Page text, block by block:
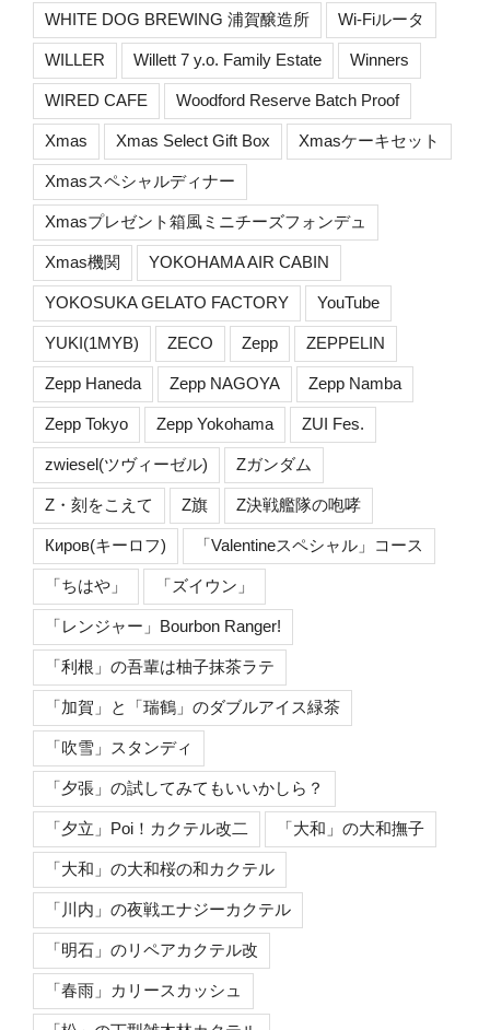
WHITE DOG BREWING 浦賀醸造所 Wi-Fiルータ
WILLER Willett 7 y.o. Family Estate Winners
WIRED CAFE Woodford Reserve Batch Proof
Xmas Xmas Select Gift Box Xmasケーキセット
Xmasスペシャルディナー
Xmasプレゼント箱風ミニチーズフォンデュ
Xmas機関 YOKOHAMA AIR CABIN
YOKOSUKA GELATO FACTORY YouTube
YUKI(1MYB) ZECO Zepp ZEPPELIN
Zepp Haneda Zepp NAGOYA Zepp Namba
Zepp Tokyo Zepp Yokohama ZUI Fes.
zwiesel(ツヴィーゼル) Zガンダム
Z・刻をこえて Z旗 Z決戦艦隊の咆哮
Киров(キーロフ) 「Valentineスペシャル」コース
「ちはや」 「ズイウン」
「レンジャー」Bourbon Ranger!
「利根」の吾輩は柚子抹茶ラテ
「加賀」と「瑞鶴」のダブルアイス緑茶
「吹雪」スタンディ
「夕張」の試してみてもいいかしら？
「夕立」Poi！カクテル改二 「大和」の大和撫子
「大和」の大和桜の和カクテル
「川内」の夜戦エナジーカクテル
「明石」のリペアカクテル改
「春雨」カリースカッシュ